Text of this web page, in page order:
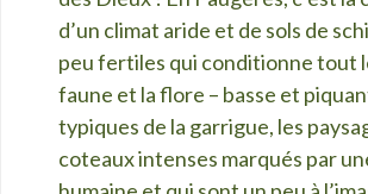
d’un climat aride et de sols de
peu fertiles qui conditionne tout
faune et la flore – basse et
typiques de la garrigue, les
coteaux intenses marqués par